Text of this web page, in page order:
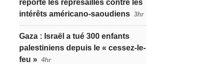
reporte les représailles contre les
intérêts américano-saoudiens 3hr
Gaza : Israël a tué 300 enfants
palestiniens depuis le « cessez-le-
feu » 4hr